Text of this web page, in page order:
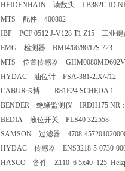
HEIDENHAIN 读数头 LB382C
MTS 配件 400802
IBP PCF 0512 J-V128 T1 Z15 工业键
EMG 检测器 BMI4/60/80/L/S.723
MTS 位置传感器
HYDAC 油位计 FSA-381-2.X/-/12
CABUR卡博 R81E24 SCHEDA 1
BENDER 绝缘监测仪 IRDH175 NR
BEDIA 液位开关 PLS40 322558
SAMSON 过滤器 4708-
HYDAC 传感器 ENS3218-5-0730-
HASCO 备件 Z110_6